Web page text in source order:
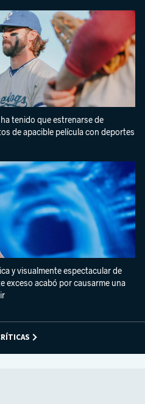
tenido que estrenarse de
de apacible película con deportes
y visualmente espectacular de
exceso acabó por causarme una